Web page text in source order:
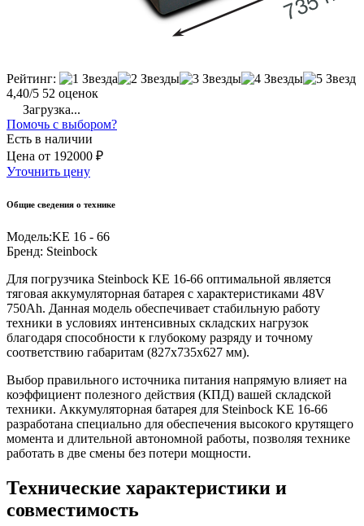
Рейтинг:
4,40/5 52 оценок
Загрузка...
Помочь с выбором?
Есть в наличии
Цена от 192000 ₽
Уточнить цену
Общие сведения о технике
Модель:KE 16 - 66
Бренд: Steinbock
Для погрузчика Steinbock KE 16-66 оптимальной является
тяговая аккумуляторная батарея с характеристиками 48V
750Ah. Данная модель обеспечивает стабильную работу
техники в условиях интенсивных складских нагрузок
благодаря способности к глубокому разряду и точному
соответствию габаритам (827x735x627 мм).
Выбор правильного источника питания напрямую влияет на
коэффициент полезного действия (КПД) вашей складской
техники. Аккумуляторная батарея для Steinbock KE 16-66
разработана специально для обеспечения высокого крутящего
момента и длительной автономной работы, позволяя технике
работать в две смены без потери мощности.
Технические характеристики и
совместимость